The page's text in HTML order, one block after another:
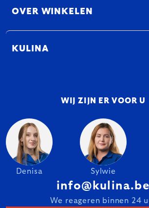
OVER WINKELEN
KULINA
WIJ ZIJN ER VOOR U
Denisa Sylwie
info@kulina.be
We reageren binnen 24